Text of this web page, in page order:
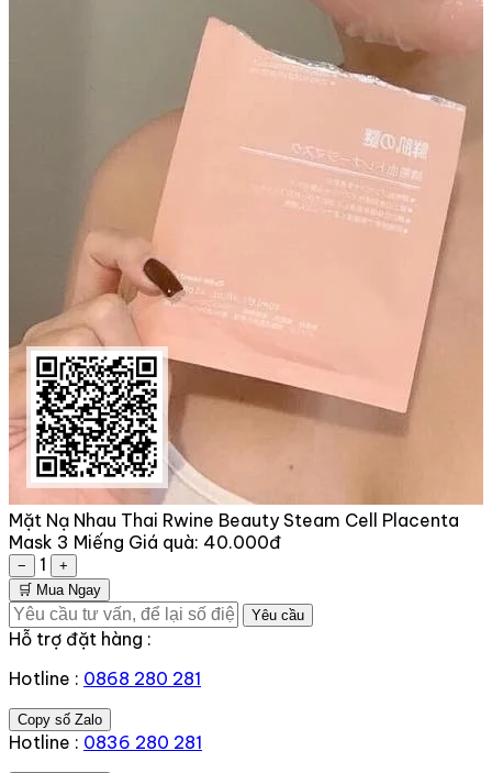
Mặt Nạ Nhau Thai Rwine Beauty Steam Cell Placenta
Mask 3 Miếng Giá quà: 40.000đ
− 1
+
🛒 Mua Ngay
Yêu cầu
Hỗ trợ đặt hàng :
Hotline : 0868 280 281
Copy số Zalo
Hotline : 0836 280 281